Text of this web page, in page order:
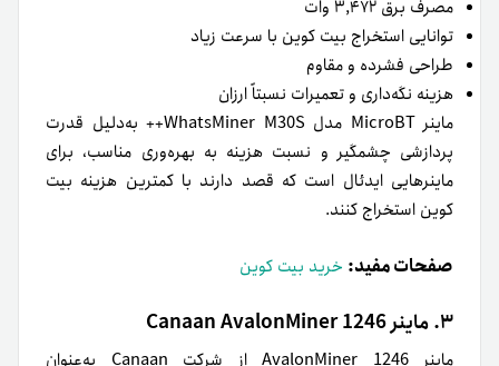
مصرف برق ۳,۴۷۲ وات
توانایی استخراج بیت کوین با سرعت زیاد
طراحی فشرده و مقاوم
هزینه نگه‌داری و تعمیرات نسبتاً ارزان
ماینر MicroBT مدل WhatsMiner M30S++ به‌دلیل قدرت
پردازشی چشمگیر و نسبت هزینه به بهره‌وری مناسب، برای
ماینرهایی ایدئال است که قصد دارند با کمترین هزینه بیت
کوین استخراج کنند.
صفحات مفید: خرید بیت کوین
۳. ماینر Canaan AvalonMiner 1246
ماینر AvalonMiner 1246 از شرکت Canaan به‌عنوان